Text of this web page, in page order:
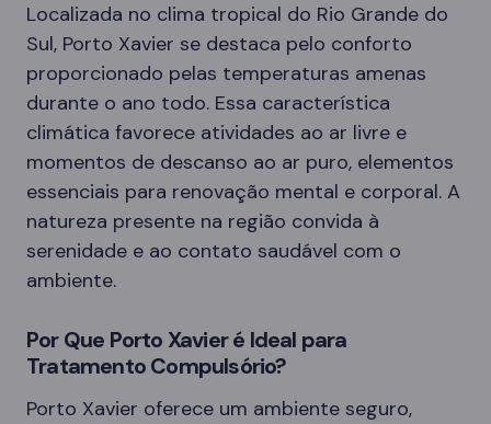
Localizada no clima tropical do Rio Grande do
Sul, Porto Xavier se destaca pelo conforto
proporcionado pelas temperaturas amenas
durante o ano todo. Essa característica
climática favorece atividades ao ar livre e
momentos de descanso ao ar puro, elementos
essenciais para renovação mental e corporal. A
natureza presente na região convida à
serenidade e ao contato saudável com o
ambiente.
Por Que Porto Xavier é Ideal para
Tratamento Compulsório?
Porto Xavier oferece um ambiente seguro,